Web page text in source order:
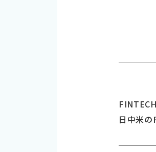
日中米